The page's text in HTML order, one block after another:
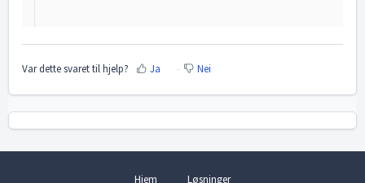
Var dette svaret til hjelp? Ja Nei
Hjem Løsninger